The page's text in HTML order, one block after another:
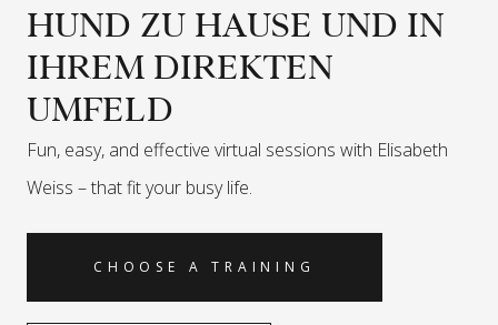
HUND ZU HAUSE UND IN
IHREM DIREKTEN
UMFELD
Fun, easy, and effective virtual sessions with Elisabeth
Weiss –that fit your busy life.
CHOOSE A TRAINING